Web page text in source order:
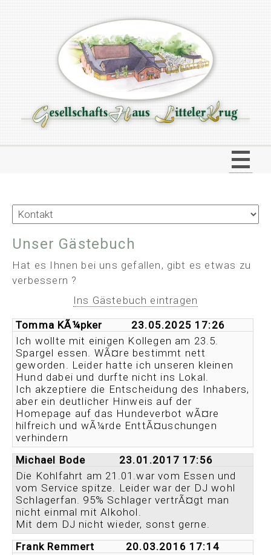
Essen und Feiern
Korsorsbarger-Theater
Biergarten-Kohlevent 20.26
Kontakt
Anfahrt
GÃ¤stebuch
Umgebung
Unser Gästebuch
Hat es Ihnen bei uns gefallen, gibt es etwas zu
verbessern ?
Ins Gästebuch eintragen
Tomma KÃ¼pker
23.05.2025 17:26
Ich wollte mit einigen Kollegen am 23.5.
Spargel essen. WÃ¤re bestimmt nett
geworden. Leider hatte ich unseren kleinen
Hund dabei und durfte nicht ins Lokal.
Ich akzeptiere die Entscheidung des Inhabers,
aber ein deutlicher Hinweis auf der
Homepage auf das Hundeverbot wÃ¤re
hilfreich und wÃ¼rde EnttÃ¤uschungen
verhindern
Michael Bode
23.01.2017 17:56
Die Kohlfahrt am 21.01.war vom Essen und
vom Service spitze. Leider war der DJ wohl
Schlagerfan. 95% Schlager vertrÃ¤gt man
nicht einmal mit Alkohol.
Mit dem DJ nicht wieder, sonst gerne.
Frank Remmert
20.03.2016 17:14